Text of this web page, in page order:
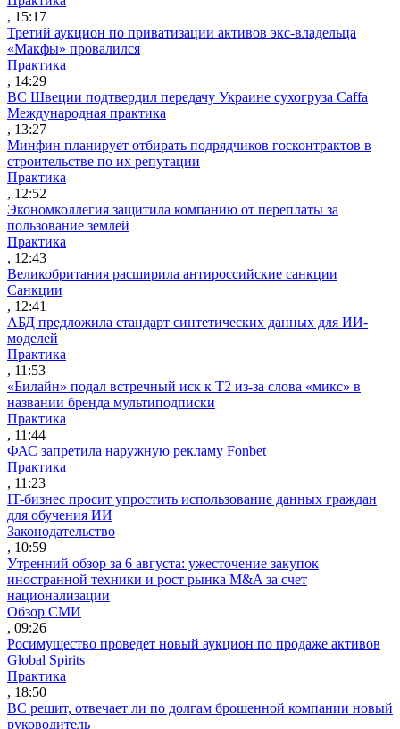
, 15:17
Третий аукцион по приватизации активов экс-владельца
«Макфы» провалился
Практика
, 14:29
ВС Швеции подтвердил передачу Украине сухогруза Caffa
Международная практика
, 13:27
Минфин планирует отбирать подрядчиков госконтрактов в
строительстве по их репутации
Практика
, 12:52
Экономколлегия защитила компанию от переплаты за
пользование землей
Практика
, 12:43
Великобритания расширила антироссийские санкции
Санкции
, 12:41
АБД предложила стандарт синтетических данных для ИИ-
моделей
Практика
, 11:53
«Билайн» подал встречный иск к Т2 из-за слова «микс» в
названии бренда мультиподписки
Практика
, 11:44
ФАС запретила наружную рекламу Fonbet
Практика
, 11:23
IT-бизнес просит упростить использование данных граждан
для обучения ИИ
Законодательство
, 10:59
Утренний обзор за 6 августа: ужесточение закупок
иностранной техники и рост рынка M&A за счет
национализации
Обзор СМИ
, 09:26
Росимущество проведет новый аукцион по продаже активов
Global Spirits
Практика
, 18:50
ВС решит, отвечает ли по долгам брошенной компании новый
руководитель